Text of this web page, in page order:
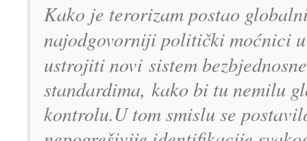
Kako je terorizam postao
najodgovorniji politički moćnici
ustrojiti novi sistem
standardima, kako bi tu nemilu
kontrolu.U tom smislu se